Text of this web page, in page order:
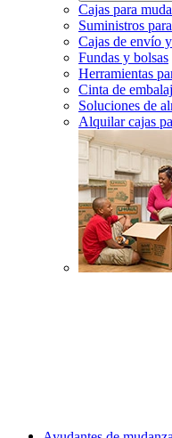
Cajas para
Suministros
Cajas de envío
Fundas y bolsas
Herramientas
Cinta de
Soluciones de
Alquilar cajas